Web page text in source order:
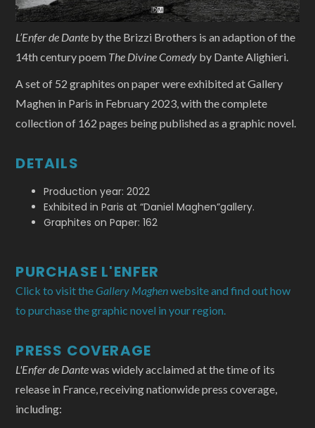
L’Enfer de Dante by the Brizzi Brothers is an adaption of the
14th century poem The Divine Comedy by Dante Alighieri.
A set of 52 graphites on paper were exhibited at Gallery
Maghen in Paris in February 2023, with the complete
collection of 162 pages being published as a graphic novel.
DETAILS
Production year: 2022
Exhibited in Paris at “Daniel Maghen”gallery.
Graphites on Paper: 162
PURCHASE L'ENFER
Click to visit the Gallery Maghenwebsite and find out how
to purchase the graphic novel in your region.
PRESS COVERAGE
L'Enfer de Dantewas widely acclaimed at the time of its
release in France, receiving nationwide press coverage,
including: